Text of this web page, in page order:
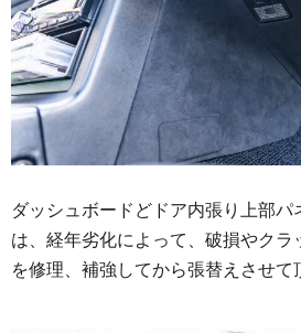
ダッシュボードどドア内張り上部パ
は、経年劣化によって、破損やクラ
を修理、補強してから張替えさせて